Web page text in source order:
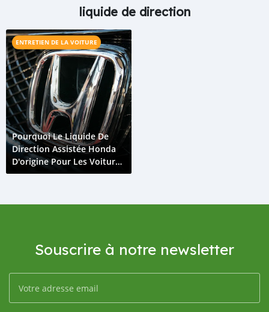
liquide de direction
ENTRETIEN DE LA VOITURE
Pourquoi Le Liquide De
Direction Assistée Honda
D'origine Pour Les Voitures
Honda?
Souscrire à notre newsletter